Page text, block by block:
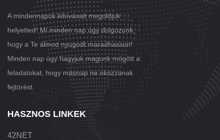
A mindennapok kihívásait megoldjuk
helyetted! Mi minden nap úgy dolgozunk,
hogy a Te álmod nyugodt maradhasson!
Minden nap úgy hagyjuk magunk mögött a
feladatokat, hogy másnap ne okozzanak
fejtörést.
HASZNOS LINKEK
42NET